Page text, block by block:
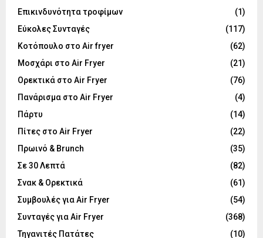
Επικινδυνότητα τροφίμων
(1)
Εύκολες Συνταγές
(117)
Κοτόπουλο στο Air fryer
(62)
Μοσχάρι στο Air Fryer
(21)
Ορεκτικά στο Air Fryer
(76)
Πανάρισμα στο Air Fryer
(4)
Πάρτυ
(14)
Πίτες στο Air Fryer
(22)
Πρωινό & Brunch
(35)
Σε 30 Λεπτά
(82)
Σνακ & Ορεκτικά
(61)
Συμβουλές για Air Fryer
(54)
Συνταγές για Air Fryer
(368)
Τηγανιτές Πατάτες
(10)